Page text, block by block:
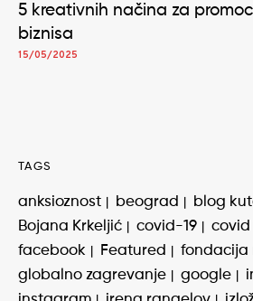
5 kreativnih načina za
biznisa
15/05/2025
TAGS
anksioznost beograd
blog
Bojana Krkeljić
covid-19 covid
facebook
Featured
fondacija
globalno zagrevanje
google